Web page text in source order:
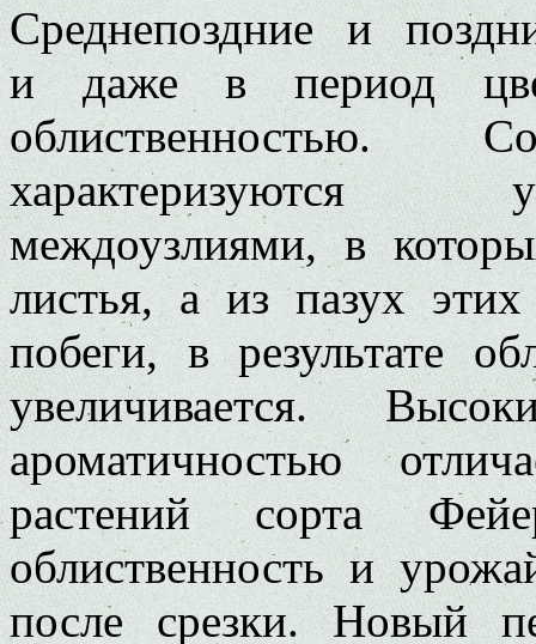
Среднепоздние и
и даже в период
облиственностью.
характеризуются
междоузлиями, в
листья, а из пазух этих
побеги, в результате
увеличивается.
ароматичностью
растений сорта
облиственность и
после срезки. Новый